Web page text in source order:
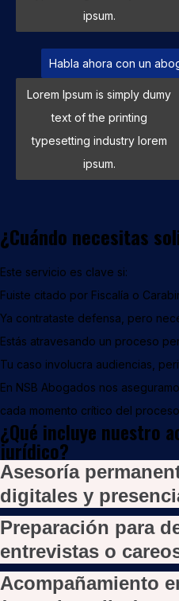
ipsum.
Habla ahora con un
Lorem Ipsum is simply dumy
text of the printing
typesetting industry lorem
ipsum.
¿Cuándo necesitas
Este servicio es clave si:
Fuiste citado por Fiscalía o
Ya contrataste defensa, pero
Estás atravesando un proceso
Tu caso involucra audiencias,
En NSB Abogados nos
cada momento crítico del
¿Qué incluye nuestro
jurídico?
Asesoría
digitales y
Preparación para
entrevistas o
Acompañamiento